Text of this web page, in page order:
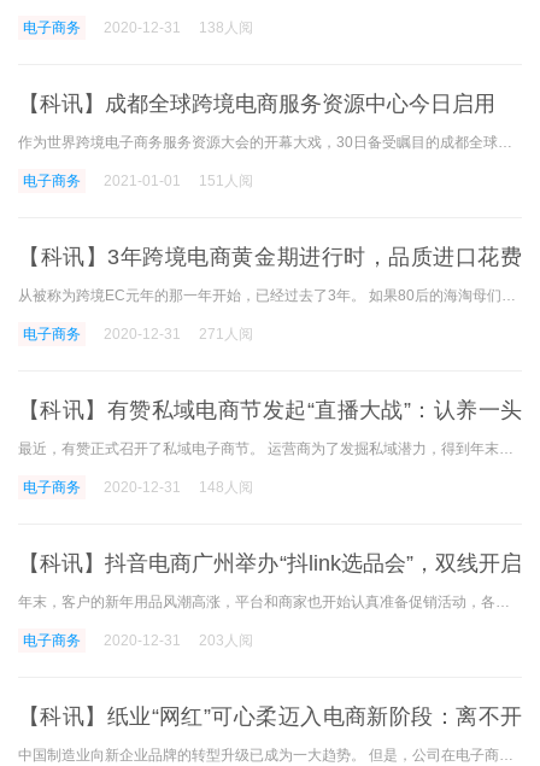
电子商务 2020-12-31 138人阅
【科讯】成都全球跨境电商服务资源中心今日启用
作为世界跨境电子商务服务资源大会的开幕大戏，30日备受瞩目的成都全球跨境电子商务服务资源中心正式开幕并启用。 成都市副市长刘筱柳、成都市海关副关长杨泽军、商务部成都特
电子商务 2021-01-01 151人阅
【科讯】3年跨境电商黄金期进行时，品质进口花费
全面升级
从被称为跨境EC元年的那一年开始，已经过去了3年。 如果80后的海淘母们说了对海外母婴产品的强烈刚性需求，就拉开了中国跨境电商黄金时代的序幕。 那么，至今为止，超越国境使用
电子商务 2020-12-31 271人阅
【科讯】有赞私域电商节发起“直播大战”：认养一头
牛百草味等大批企业品牌
最近，有赞正式召开了私域电子商节。 运营商为了发掘私域潜力，得到年末最后的成长高峰，发表了与运营商创造性联动的百城千店直播，为私域电商节的爆发注入催化剂。 活动期间
电子商务 2020-12-31 148人阅
【科讯】抖音电商广州举办“抖link选品会”，双线开启
年货节新生态
年末，客户的新年用品风潮高涨，平台和商家也开始认真准备促销活动，各种大促销活动的优惠规则和玩法也陆续明确。 据悉，这次抖音电商将通过网上双线式的玩法举办今年的商大促
电子商务 2020-12-31 203人阅
【科讯】纸业“网红”可心柔迈入电商新阶段：离不开
金山文档强助攻
中国制造业向新企业品牌的转型升级已成为一大趋势。 但是，公司在电子商业化的道路上，选择哪个企业服务产品来管理业务和团队，成为成长时间企业品牌的首要课题，也是数字化道